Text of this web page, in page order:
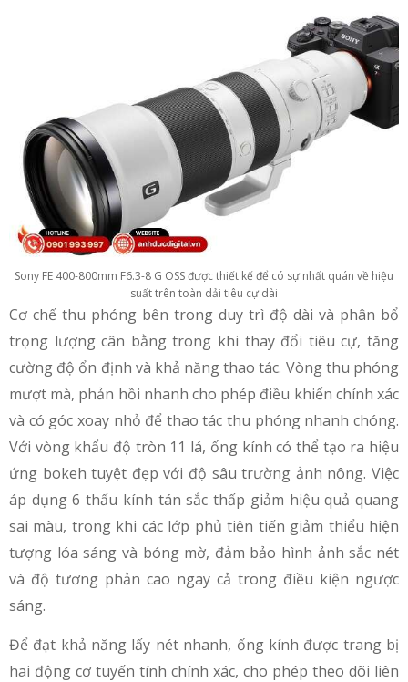
Sony FE 400-800mm F6.3-8 G OSS được thiết kế để có sự nhất quán về hiệu
suất trên toàn dải tiêu cự dài
Cơ chế thu phóng bên trong duy trì độ dài và phân bổ
trọng lượng cân bằng trong khi thay đổi tiêu cự, tăng
cường độ ổn định và khả năng thao tác. Vòng thu phóng
mượt mà, phản hồi nhanh cho phép điều khiển chính xác
và có góc xoay nhỏ để thao tác thu phóng nhanh chóng.
Với vòng khẩu độ tròn 11 lá, ống kính có thể tạo ra hiệu
ứng bokeh tuyệt đẹp với độ sâu trường ảnh nông. Việc
áp dụng 6 thấu kính tán sắc thấp giảm hiệu quả quang
sai màu, trong khi các lớp phủ tiên tiến giảm thiểu hiện
tượng lóa sáng và bóng mờ, đảm bảo hình ảnh sắc nét
và độ tương phản cao ngay cả trong điều kiện ngược
sáng.
Để đạt khả năng lấy nét nhanh, ống kính được trang bị
hai động cơ tuyến tính chính xác, cho phép theo dõi liên